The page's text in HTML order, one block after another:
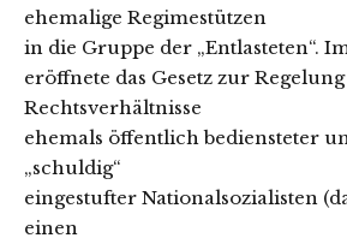
ehemalige Regimestützen
in die Gruppe der „Entlasteten“.
eröffnete das Gesetz zur
Rechtsverhältnisse
ehemals öffentlich bediensteter
„schuldig“
eingestufter Nationalsozialisten
einen